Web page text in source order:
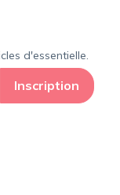
d'essentielle.
Inscription